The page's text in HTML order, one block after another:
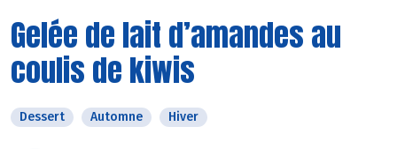
Gelée de lait d’amandes au
coulis de kiwis
Dessert Automne Hiver